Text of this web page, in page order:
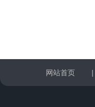
网站首页 |